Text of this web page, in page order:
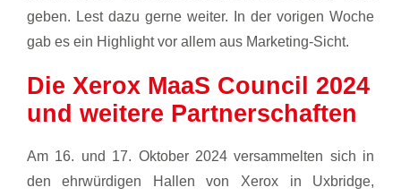
geben. Lest dazu gerne weiter. In der vorigen Woche
gab es ein Highlight vor allem aus Marketing-Sicht.
Die Xerox MaaS Council 2024
und weitere Partnerschaften
Am 16. und 17. Oktober 2024 versammelten sich in
den ehrwürdigen Hallen von Xerox in Uxbridge,